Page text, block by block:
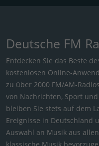
Deutsche FM
Entdecken Sie das Beste
kostenlosen Online-
zu über 2000 FM/AM-
von Nachrichten, Sport
bleiben Sie stets auf dem
Ereignisse in Deutschland
Auswahl an Musik aus